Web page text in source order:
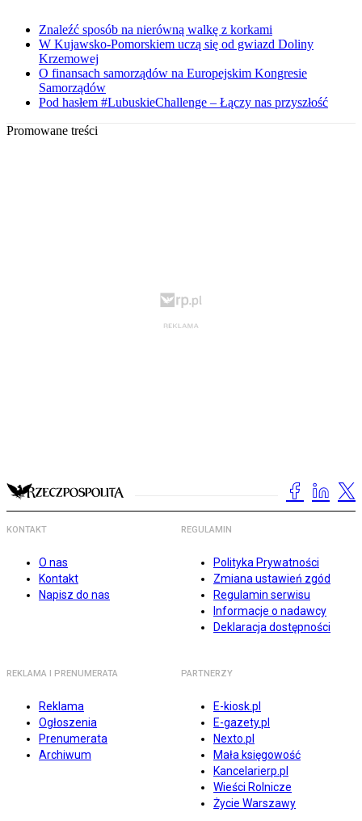
Znaleźć sposób na nierówną walkę z korkami
W Kujawsko-Pomorskiem uczą się od gwiazd Doliny
Krzemowej
O finansach samorządów na Europejskim Kongresie
Samorządów
Pod hasłem #LubuskieChallenge – Łączy nas przyszłość
Promowane treści
KONTAKT
O nas
Kontakt
Napisz do nas
REGULAMIN
Polityka Prywatności
Zmiana ustawień zgód
Regulamin serwisu
Informacje o nadawcy
Deklaracja dostępności
REKLAMA I PRENUMERATA
Reklama
Ogłoszenia
Prenumerata
Archiwum
PARTNERZY
E-kiosk.pl
E-gazety.pl
Nexto.pl
Mała księgowość
Kancelarierp.pl
Wieści Rolnicze
Życie Warszawy